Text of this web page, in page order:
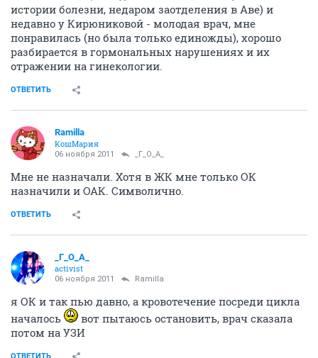
истории болезни, недаром заотделения в Аве) и
недавно у Кирюниковой - молодая врач, мне
понравилась (но была только единожды), хорошо
разбирается в гормональных нарушениях и их
отражении на гинекологии.
ОТВЕТИТЬ
Ramilla
КошМария
06 ноября 2011 _Г_О_А_
Мне не назначали. Хотя в ЖК мне только ОК
назначили и ОАК. Символично.
ОТВЕТИТЬ
_Г_О_А_
activist
06 ноября 2011 Ramilla
я ОК и так пью давно, а кровотечение посреди цикла
началось
вот пытаюсь остановить, врач сказала
потом на УЗИ